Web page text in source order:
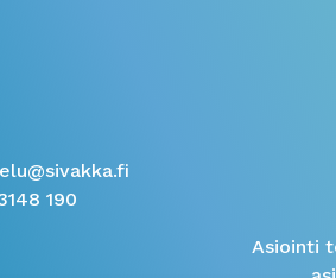
190
Asiointi